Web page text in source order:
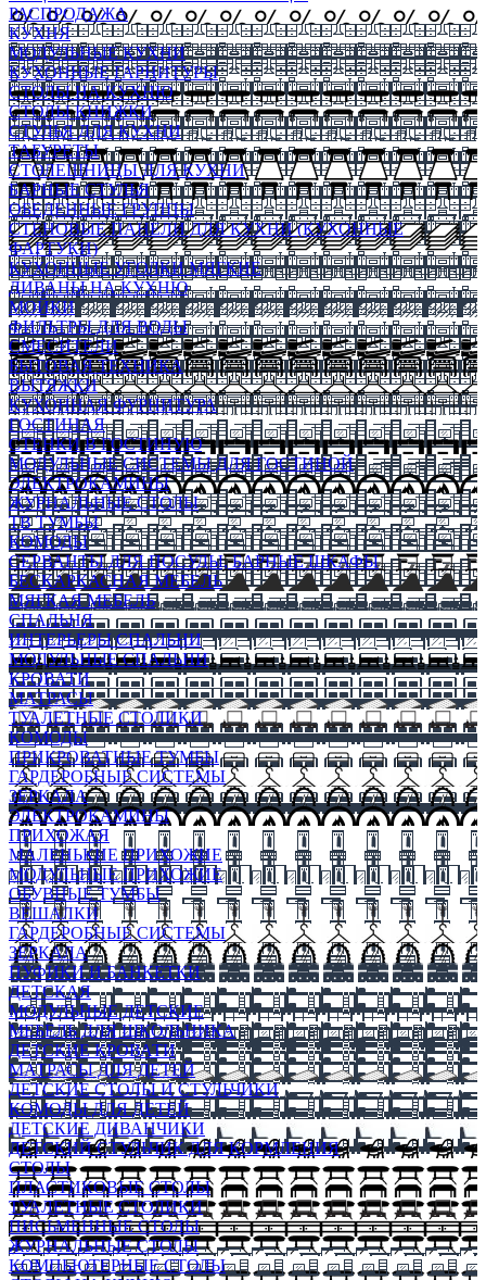
РАСПРОДАЖА
КУХНЯ
МОДУЛЬНЫЕ КУХНИ
КУХОННЫЕ ГАРНИТУРЫ
СТОЛЫ НА КУХНЮ
СТОЛЫ КНИЖКИ
СТУЛЬЯ ДЛЯ КУХНИ
ТАБУРЕТЫ
СТОЛЕШНИЦЫ ДЛЯ КУХНИ
БАРНЫЕ СТУЛЬЯ
ОБЕДЕННЫЕ ГРУППЫ
СТЕНОВЫЕ ПАНЕЛИ ДЛЯ КУХНИ (КУХОННЫЕ
ФАРТУКИ)
КУХОННЫЕ УГОЛКИ МЯГКИЕ
ДИВАНЫ НА КУХНЮ
МОЙКИ
ФИЛЬТРЫ ДЛЯ ВОДЫ
СМЕСИТЕЛИ
БЫТОВАЯ ТЕХНИКА
ВЫТЯЖКИ
КУХОННАЯ ФУРНИТУРА
ГОСТИНАЯ
СТЕНКИ В ГОСТИНУЮ
МОДУЛЬНЫЕ СИСТЕМЫ ДЛЯ ГОСТИНОЙ
ЭЛЕКТРОКАМИНЫ
ЖУРНАЛЬНЫЕ СТОЛЫ
ТВ ТУМБЫ
КОМОДЫ
СЕРВАНТЫ ДЛЯ ПОСУДЫ, БАРНЫЕ ШКАФЫ
БЕСКАРКАСНАЯ МЕБЕЛЬ
МЯГКАЯ МЕБЕЛЬ
СПАЛЬНЯ
ИНТЕРЬЕРЫ СПАЛЬНИ
МОДУЛЬНЫЕ СПАЛЬНИ
КРОВАТИ
МАТРАСЫ
ТУАЛЕТНЫЕ СТОЛИКИ
КОМОДЫ
ПРИКРОВАТНЫЕ ТУМБЫ
ГАРДЕРОБНЫЕ СИСТЕМЫ
ЗЕРКАЛА
ЭЛЕКТРОКАМИНЫ
ПРИХОЖАЯ
МАЛЕНЬКИЕ ПРИХОЖИЕ
МОДУЛЬНЫЕ ПРИХОЖИЕ
ОБУВНЫЕ ТУМБЫ
ВЕШАЛКИ
ГАРДЕРОБНЫЕ СИСТЕМЫ
ЗЕРКАЛА
ПУФИКИ И БАНКЕТКИ
ДЕТСКАЯ
МОДУЛЬНЫЕ ДЕТСКИЕ
МЕБЕЛЬ ДЛЯ ШКОЛЬНИКА
ДЕТСКИЕ КРОВАТИ
МАТРАСЫ ДЛЯ ДЕТЕЙ
ДЕТСКИЕ СТОЛЫ И СТУЛЬЧИКИ
КОМОДЫ ДЛЯ ДЕТЕЙ
ДЕТСКИЕ ДИВАНЧИКИ
ДЕТСКИЙ СТУЛЬЧИК ДЛЯ КОРМЛЕНИЯ
СТОЛЫ
ПЛАСТИКОВЫЕ СТОЛЫ
ТУАЛЕТНЫЕ СТОЛИКИ
ПИСЬМЕННЫЕ СТОЛЫ
ЖУРНАЛЬНЫЕ СТОЛЫ
КОМПЬЮТЕРНЫЕ СТОЛЫ